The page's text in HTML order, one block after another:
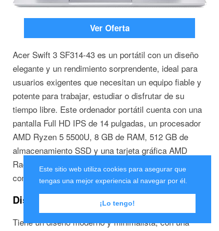
Ver Oferta
Acer Swift 3 SF314-43 es un portátil con un diseño
elegante y un rendimiento sorprendente, ideal para
usuarios exigentes que necesitan un equipo fiable y
potente para trabajar, estudiar o disfrutar de su
tiempo libre. Este ordenador portátil cuenta con una
pantalla Full HD IPS de 14 pulgadas, un procesador
AMD Ryzen 5 5500U, 8 GB de RAM, 512 GB de
almacenamiento SSD y una tarjeta gráfica AMD
Radeon, todo ello combinado en un chasis de
construcción robusta y cuidada.
Diseño y fabricación
Tiene un diseño moderno y minimalista, con una
Este sitio web utiliza cookies para asegurar que
tengas una mejor experiencia al navegar por él.
¡Lo tengo!